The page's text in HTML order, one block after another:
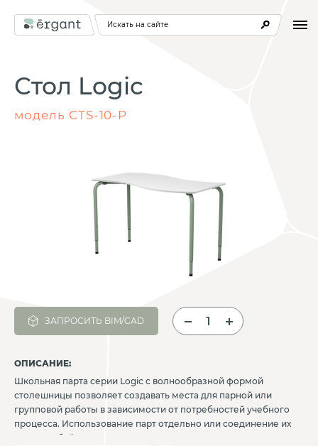
Искать на сайте
Стол Logic
модель СТS-10-Р
ЗАПРОСИТЬ BIM/CAD
ОПИСАНИЕ:
Школьная парта серии Logic с волнообразной формой
столешницы позволяет создавать места для парной или
групповой работы в зависимости от потребностей учебного
процесса. Использование парт отдельно или соединение их
между собой, даёт возможность максимально эффективно